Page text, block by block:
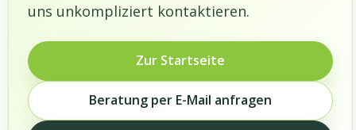
uns unkompliziert kontaktieren.
Zur Startseite
Beratung per E-Mail anfragen